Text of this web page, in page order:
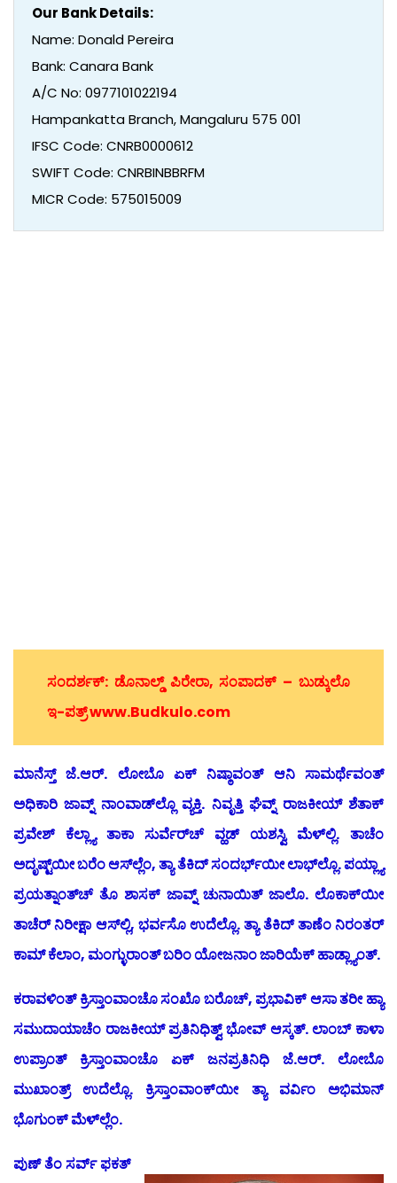
Our Bank Details:
Name: Donald Pereira
Bank: Canara Bank
A/C No: 0977101022194
Hampankatta Branch, Mangaluru 575 001
IFSC Code: CNRB0000612
SWIFT Code: CNRBINBBRFM
MICR Code: 575015009
ಸಂದರ್ಶಕ್: ಡೊನಾಲ್ಡ್ ಪಿರೇರಾ, ಸಂಪಾದಕ್ – ಬುಡ್ಕುಲೊ
ಇ-ಪತ್ರ್ www.Budkulo.com
ಮಾನೆಸ್ತ್ ಜೆ.ಆರ್. ಲೋಬೊ ಏಕ್ ನಿಷ್ಠಾವಂತ್ ಆನಿ ಸಾಮರ್ಥೆವಂತ್
ಅಧಿಕಾರಿ ಜಾವ್ನ್ ನಾಂವಾಡ್‍ಲ್ಲೊ ವ್ಯಕ್ತಿ. ನಿವೃತ್ತಿ ಘೆವ್ನ್ ರಾಜಕೀಯ್ ಶೆತಾಕ್
ಪ್ರವೇಶ್ ಕೆಲ್ಲ್ಯಾ ತಾಕಾ ಸುರ್ವೆರ್‌ಚ್ ವ್ಹಡ್ ಯಶಸ್ವಿ ಮೆಳ್‍ಲ್ಲಿ. ತಾಚೆಂ
ಅದೃಷ್ಟ್‌ಯೀ ಬರೆಂ ಆಸ್‍ಲ್ಲೆಂ, ತ್ಯಾ ತೆಕಿದ್ ಸಂದರ್ಭ್‍ಯೀ ಲಾಭ್‍ಲ್ಲೊ. ಪಯ್ಲ್ಯಾ
ಪ್ರಯತ್ನಾಂತ್‍ಚ್ ತೊ ಶಾಸಕ್ ಜಾವ್ನ್ ಚುನಾಯಿತ್ ಜಾಲೊ. ಲೊಕಾಕ್‍ಯೀ
ತಾಚೆರ್ ನಿರೀಕ್ಷಾ ಆಸ್‍ಲ್ಲಿ, ಭರ್ವಸೊ ಉದೆಲ್ಲೊ. ತ್ಯಾ ತೆಕಿದ್ ತಾಣೆಂ ನಿರಂತರ್
ಕಾಮ್ ಕೆಲಾಂ, ಮಂಗ್ಳುರಾಂತ್ ಬರಿಂ ಯೋಜನಾಂ ಜಾರಿಯೆಕ್ ಹಾಡ್ಲ್ಯಾಂತ್.
ಕರಾವಳಿಂತ್ ಕ್ರಿಸ್ತಾಂವಾಂಚೊ ಸಂಖೊ ಬರೊಚ್, ಪ್ರಭಾವಿಕ್ ಆಸಾ ತರೀ ಹ್ಯಾ
ಸಮುದಾಯಾಚೆಂ ರಾಜಕೀಯ್ ಪ್ರತಿನಿಧಿತ್ವ್ ಭೋವ್ ಆಸ್ಕತ್. ಲಾಂಬ್ ಕಾಳಾ
ಉಪ್ರಾಂತ್ ಕ್ರಿಸ್ತಾಂವಾಂಚೊ ಏಕ್ ಜನಪ್ರತಿನಿಧಿ ಜೆ.ಆರ್. ಲೋಬೊ
ಮುಖಾಂತ್ರ್ ಉದೆಲ್ಲೊ. ಕ್ರಿಸ್ತಾಂವಾಂಕ್‍ಯೀ ತ್ಯಾ ವರ್ವಿಂ ಅಭಿಮಾನ್
ಭೊಗುಂಕ್ ಮೆಳ್‍ಲ್ಲೆಂ.
ಪುಣ್ ತೆಂ ಸರ್ವ್ ಫಕತ್